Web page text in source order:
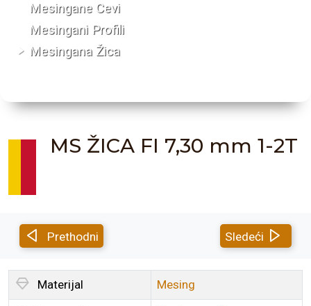
Mesingane Cevi
Mesingani Profili
Mesingana Žica
MS ŽICA FI 7,30 mm 1-2T
Prethodni Sledeći
Materijal Mesing